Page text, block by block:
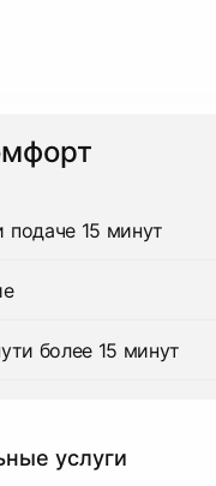
15 минут
более 15 минут
услуги